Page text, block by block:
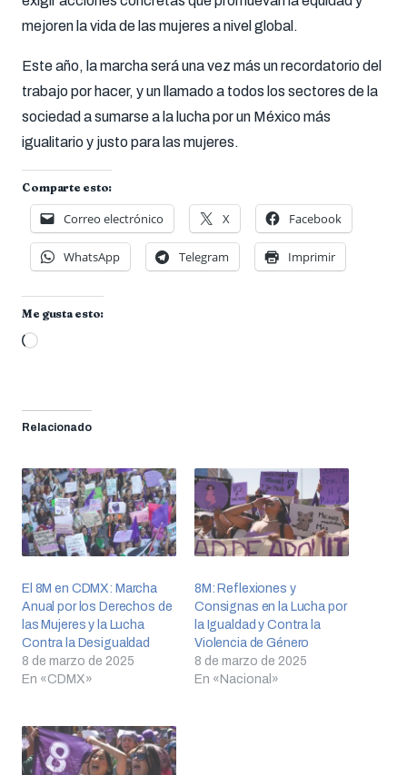
mejoren la vida de las mujeres a nivel global.
Este año, la marcha será una vez más un recordatorio del
trabajo por hacer, y un llamado a todos los sectores de la
sociedad a sumarse a la lucha por un México más
igualitario y justo para las mujeres.
Comparte esto:
Correo electrónico X Facebook
WhatsApp Telegram Imprimir
Me gusta esto:
Cargando...
Relacionado
El 8M en CDMX: Marcha
Anual por los Derechos de
las Mujeres y la Lucha
Contra la Desigualdad
8 de marzo de 2025
En «CDMX»
8M: Reflexiones y
Consignas en la Lucha por
la Igualdad y Contra la
Violencia de Género
8 de marzo de 2025
En «Nacional»